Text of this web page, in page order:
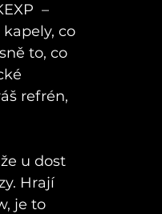
–
co
to, co
refrén,
u dost
Hrají
je to